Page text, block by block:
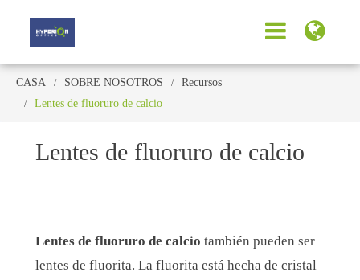
CASA SOBRE NOSOTROS
Recursos
Lentes de fluoruro de calcio
Lentes de fluoruro de calcio
Lentes de fluoruro de calcio también pueden ser
lentes de fluorita. La fluorita está hecha de cristal